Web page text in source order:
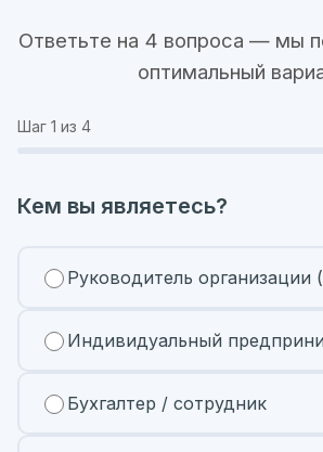
Ответьте на 4 вопроса — мы
оптимальный
Шаг 1 из 4
Кем вы являетесь?
Руководитель
Индивидуальный
Бухгалтер / сотрудник